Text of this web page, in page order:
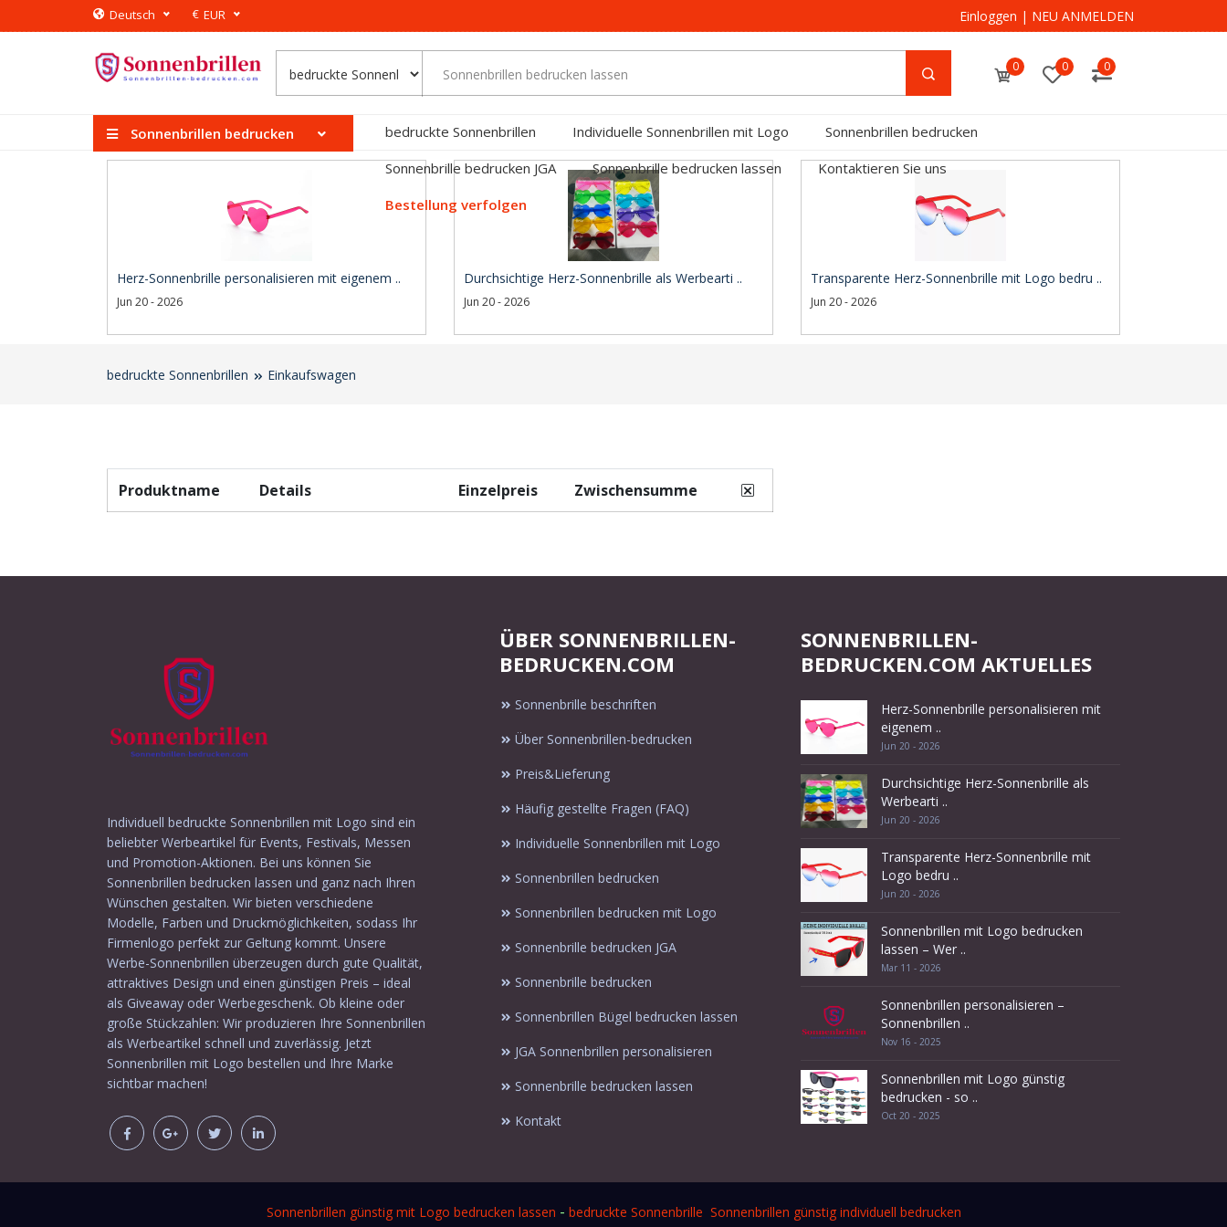
Deutsch € EUR Einloggen | NEU ANMELDEN
0 0 0
Sonnenbrillen bedrucken bedruckte Sonnenbrillen Individuelle Sonnenbrillen mit Logo
Sonnenbrillen bedrucken
Sonnenbrille bedrucken JGA
Sonnenbrille bedrucken lassen
Kontaktieren Sie uns
Bestellung verfolgen
Herz-Sonnenbrille personalisieren mit eigenem ..
Jun 20 - 2026
Durchsichtige Herz-Sonnenbrille als Werbearti ..
Jun 20 - 2026
Transparente Herz-Sonnenbrille mit Logo bedru ..
Jun 20 - 2026
bedruckte Sonnenbrillen Einkaufswagen
Produktname Details Einzelpreis Zwischensumme
Individuell bedruckte Sonnenbrillen mit Logo sind ein
beliebter Werbeartikel für Events, Festivals, Messen
und Promotion-Aktionen. Bei uns können Sie
Sonnenbrillen bedrucken lassen und ganz nach Ihren
Wünschen gestalten. Wir bieten verschiedene
Modelle, Farben und Druckmöglichkeiten, sodass Ihr
Firmenlogo perfekt zur Geltung kommt. Unsere
Werbe-Sonnenbrillen überzeugen durch gute Qualität,
attraktives Design und einen günstigen Preis – ideal
als Giveaway oder Werbegeschenk. Ob kleine oder
große Stückzahlen: Wir produzieren Ihre Sonnenbrillen
als Werbeartikel schnell und zuverlässig. Jetzt
Sonnenbrillen mit Logo bestellen und Ihre Marke
sichtbar machen!
ÜBER SONNENBRILLEN-
BEDRUCKEN.COM
Sonnenbrille beschriften
Über Sonnenbrillen-bedrucken
Preis&Lieferung
Häufig gestellte Fragen (FAQ)
Individuelle Sonnenbrillen mit Logo
Sonnenbrillen bedrucken
Sonnenbrillen bedrucken mit Logo
Sonnenbrille bedrucken JGA
Sonnenbrille bedrucken
Sonnenbrillen Bügel bedrucken lassen
JGA Sonnenbrillen personalisieren
Sonnenbrille bedrucken lassen
Kontakt
SONNENBRILLEN-
BEDRUCKEN.COM AKTUELLES
Herz-Sonnenbrille personalisieren mit
eigenem ..
Jun 20 - 2026
Durchsichtige Herz-Sonnenbrille als
Werbearti ..
Jun 20 - 2026
Transparente Herz-Sonnenbrille mit
Logo bedru ..
Jun 20 - 2026
Sonnenbrillen mit Logo bedrucken
lassen – Wer ..
Mar 11 - 2026
Sonnenbrillen personalisieren –
Sonnenbrillen ..
Nov 16 - 2025
Sonnenbrillen mit Logo günstig
bedrucken - so ..
Oct 20 - 2025
Sonnenbrillen günstig mit Logo bedrucken lassen - bedruckte Sonnenbrille Sonnenbrillen günstig individuell bedrucken